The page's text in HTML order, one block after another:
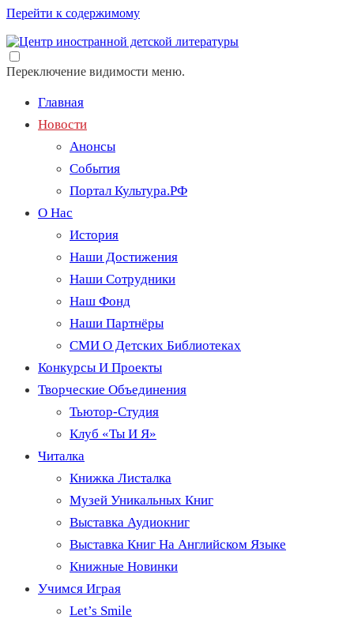
Перейти к содержимому
Переключение видимости меню.
Главная
Новости
Анонсы
События
Портал Культура.РФ
О Нас
История
Наши Достижения
Наши Сотрудники
Наш Фонд
Наши Партнёры
СМИ О Детских Библиотеках
Конкурсы И Проекты
Творческие Объединения
Тьютор-Студия
Клуб «Ты И Я»
Читалка
Книжка Листалка
Музей Уникальных Книг
Выставка Аудиокниг
Выставка Книг На Английском Языке
Книжные Новинки
Учимся Играя
Let’s Smile